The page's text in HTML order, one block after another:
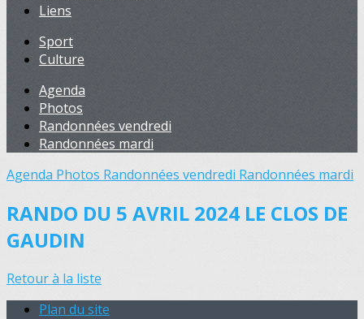
Liens
Sport
Culture
Agenda
Photos
Randonnées vendredi
Randonnées mardi
Agenda Photos Randonnées vendredi Randonnées mardi
RANDO DU 5 AVRIL 2024 LE CLOS DE
GAUDIN
Retour à la liste
Plan du site